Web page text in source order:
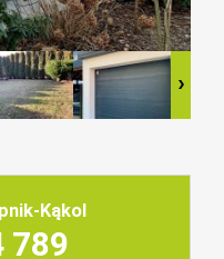
Kąkol
789